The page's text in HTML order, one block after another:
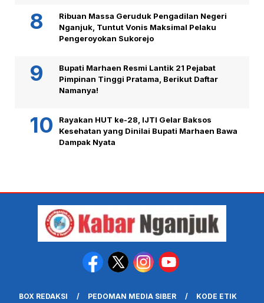
Ribuan Massa Geruduk Pengadilan Negeri
Nganjuk, Tuntut Vonis Maksimal Pelaku
Pengeroyokan Sukorejo
Bupati Marhaen Resmi Lantik 21 Pejabat
Pimpinan Tinggi Pratama, Berikut Daftar
Namanya!
Rayakan HUT ke-28, IJTI Gelar Baksos
Kesehatan yang Dinilai Bupati Marhaen Bawa
Dampak Nyata
BOX REDAKSI PEDOMAN MEDIA SIBER KODE ETIK